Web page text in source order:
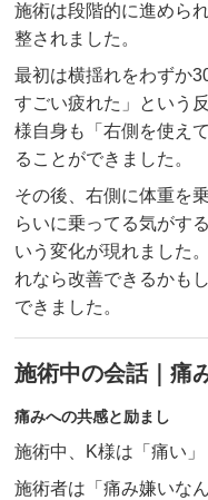
施術は段階的に進めら
整されました。
最初は横揺れをわずか
すごい疲れた」という
様自身も「右側を使え
ることができました。
その後、右側に体重を
らいに乗ってる気がす
いう変化が現れました
れなら改善できるかも
できました。
施術中の会話｜痛
痛みへの共感と励まし
施術中、K様は「痛い
施術者は「痛み嫌いな